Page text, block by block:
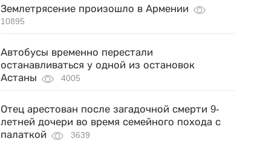
Землетрясение произошло в Армении
10895
Автобусы временно перестали
останавливаться у одной из остановок
Астаны
4005
Отец арестован после загадочной смерти 9-
летней дочери во время семейного похода с
палаткой
3639